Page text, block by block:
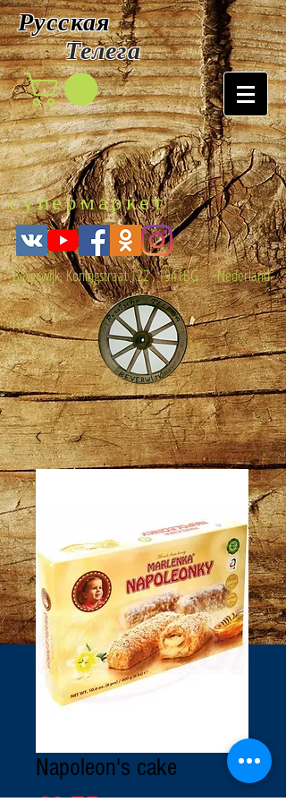
Русская
Телега
супермаркет
Beverwijk, Koningstraat 122 , 1941BG Nederland
Napoleon's cake